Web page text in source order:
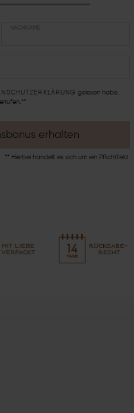
gelesen habe.
erhalten
** Hierbei handelt es sich um ein Pflichtfeld.